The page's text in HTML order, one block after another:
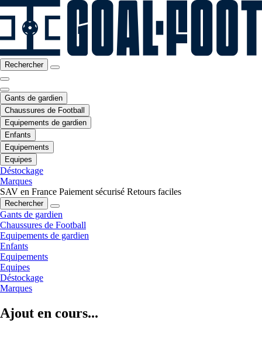
Rechercher
Gants de gardien
Chaussures de Football
Equipements de gardien
Enfants
Equipements
Equipes
Déstockage
Marques
SAV en France Paiement sécurisé Retours faciles
Rechercher
Gants de gardien
Chaussures de Football
Equipements de gardien
Enfants
Equipements
Equipes
Déstockage
Marques
Ajout en cours...